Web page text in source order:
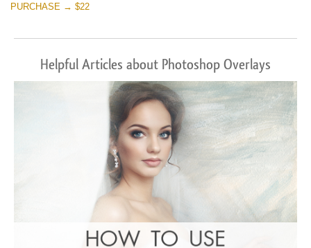
PURCHASE → $22
Helpful Articles about Photoshop Overlays